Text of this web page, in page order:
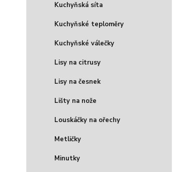
Kuchyňská síta
Kuchyňské teploměry
Kuchyňské válečky
Lisy na citrusy
Lisy na česnek
Lišty na nože
Louskáčky na ořechy
Metličky
Minutky